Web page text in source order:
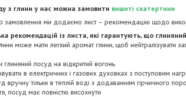
з глини у нас можна замовити вишиті скатертини
замовлення ми додаємо лист – рекомендацію щодо
рекомендацій із листа, які гарантують, що
може мати легкий аромат глини, щоб нейтралізувати
глиняний посуд на відкритий вогонь
в електричних і газових духовках з поступовим
вручну тільки в теплій воді з додаванням гірчичного
посуд має повністю висохнути